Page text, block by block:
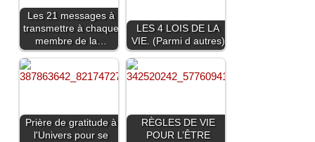
Les 21 messages à
transmettre à chaque
membre de la…
LES 4 LOIS DE LA
VIE. (Parmi d autres)
Prière de gratitude à
l'Univers pour se
RÈGLES DE VIE
POUR L’ÊTRE